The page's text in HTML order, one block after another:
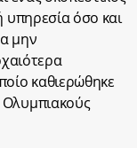
υπηρεσία όσο και
μην
καθιερώθηκε